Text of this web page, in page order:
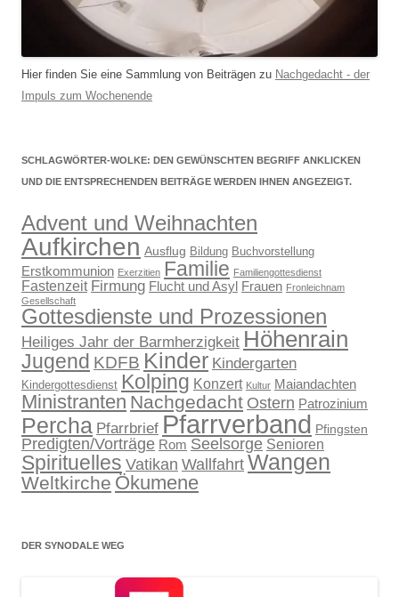
Hier finden Sie eine Sammlung von Beiträgen zu Nachgedacht - der
Impuls zum Wochenende
SCHLAGWÖRTER-WOLKE: DEN GEWÜNSCHTEN BEGRIFF ANKLICKEN
UND DIE ENTSPRECHENDEN BEITRÄGE WERDEN IHNEN ANGEZEIGT.
Advent und Weihnachten
Aufkirchen Ausflug Bildung Buchvorstellung
Erstkommunion Exerzitien Familie Familiengottesdienst
Fastenzeit Firmung Flucht und Asyl Frauen Fronleichnam
Gesellschaft
Gottesdienste und Prozessionen
Heiliges Jahr der Barmherzigkeit Höhenrain
Jugend KDFB Kinder Kindergarten
Kindergottesdienst Kolping Konzert Kultur Maiandachten
Ministranten Nachgedacht Ostern Patrozinium
Percha Pfarrbrief Pfarrverband Pfingsten
Predigten/Vorträge Rom Seelsorge Senioren
Spirituelles Vatikan WallfahrtWangen
Weltkirche Ökumene
DER SYNODALE WEG